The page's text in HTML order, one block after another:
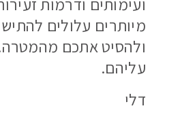
מיותרים עלולים
ולהסיט אתכם מהמטרה.
עליהם.
דלי